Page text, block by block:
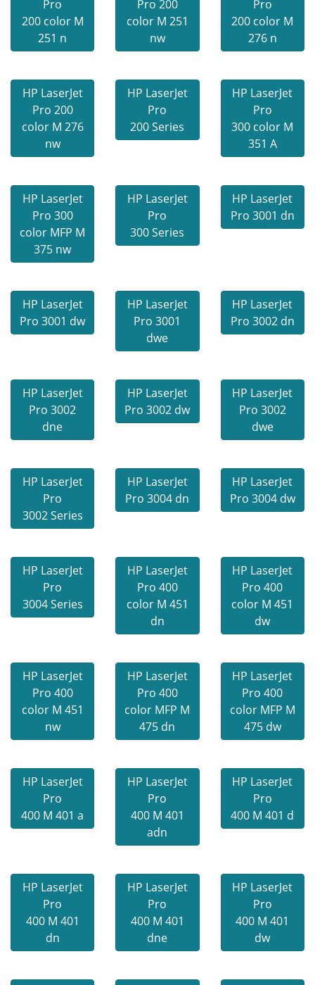
Pro
200 color M
251 n
Pro 200
color M 251
nw
Pro
200 color M
276 n
HP LaserJet
Pro 200
color M 276
nw
HP LaserJet
Pro
200 Series
HP LaserJet
Pro
300 color M
351 A
HP LaserJet
Pro 300
color MFP M
375 nw
HP LaserJet
Pro
300 Series
HP LaserJet
Pro 3001 dn
HP LaserJet
Pro 3001 dw
HP LaserJet
Pro 3001
dwe
HP LaserJet
Pro 3002 dn
HP LaserJet
Pro 3002
dne
HP LaserJet
Pro 3002 dw
HP LaserJet
Pro 3002
dwe
HP LaserJet
Pro
3002 Series
HP LaserJet
Pro 3004 dn
HP LaserJet
Pro 3004 dw
HP LaserJet
Pro
3004 Series
HP LaserJet
Pro 400
color M 451
dn
HP LaserJet
Pro 400
color M 451
dw
HP LaserJet
Pro 400
color M 451
nw
HP LaserJet
Pro 400
color MFP M
475 dn
HP LaserJet
Pro 400
color MFP M
475 dw
HP LaserJet
Pro
400 M 401 a
HP LaserJet
Pro
400 M 401
adn
HP LaserJet
Pro
400 M 401 d
HP LaserJet
Pro
400 M 401
dn
HP LaserJet
Pro
400 M 401
dne
HP LaserJet
Pro
400 M 401
dw